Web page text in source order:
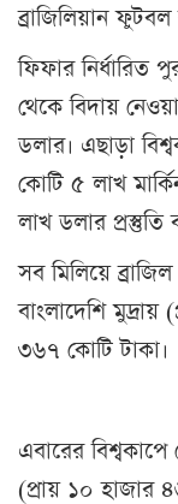
ব্রাজিলিয়ান
ফিফার নির্ধারিত
থেকে বিদায়
ডলার। এছাড়া
কোটি ৫ লাখ
লাখ ডলার প্রস্তুতি
সব মিলিয়ে
বাংলাদেশি মুদ্রায়
৩৬৭ কোটি টাকা।
এবারের
(প্রায় ১০ হাজার